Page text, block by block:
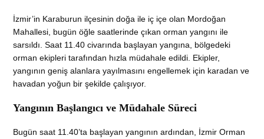
İzmir’in Karaburun ilçesinin doğa ile iç içe olan Mordoğan
Mahallesi, bugün öğle saatlerinde çıkan orman yangını ile
sarsıldı. Saat 11.40 civarında başlayan yangına, bölgedeki
orman ekipleri tarafından hızla müdahale edildi. Ekipler,
yangının geniş alanlara yayılmasını engellemek için karadan ve
havadan yoğun bir şekilde çalışıyor.
Yangının Başlangıcı ve Müdahale Süreci
Bugün saat 11.40’ta başlayan yangının ardından, İzmir Orman